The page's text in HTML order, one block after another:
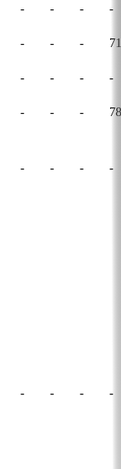
- - -
-
- - -
- - -
-
- - -
- - - -
- - - -